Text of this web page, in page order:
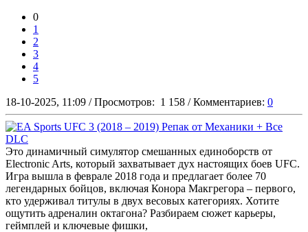
0
1
2
3
4
5
18-10-2025, 11:09 / Просмотров: 1 158 / Комментариев: 0
Это динамичный симулятор смешанных единоборств от
Electronic Arts, который захватывает дух настоящих боев UFC.
Игра вышла в феврале 2018 года и предлагает более 70
легендарных бойцов, включая Конора Макгрегора – первого,
кто удерживал титулы в двух весовых категориях. Хотите
ощутить адреналин октагона? Разбираем сюжет карьеры,
геймплей и ключевые фишки,